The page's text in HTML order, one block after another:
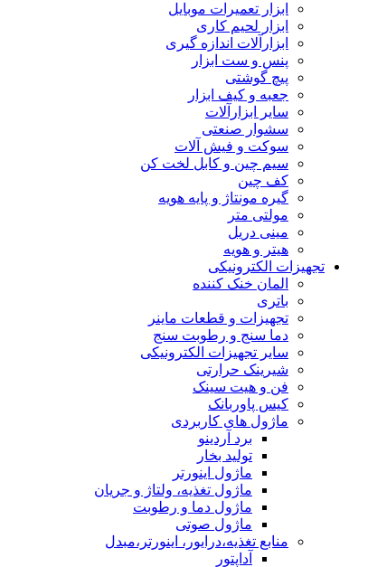
ابزار تعمیرات موبایل
ابزار لحیم کاری
ابزارآلات اندازه گیری
پنس و ست ابزار
پیچ گوشتی
جعبه و کیف ابزار
سایر ابزارآلات
سشوار صنعتی
سوکت و فیش آلات
سیم چین و کابل لخت کن
کف چین
گیره مونتاژ و پایه هویه
مولتی متر
مینی دریل
هیتر و هویه
تجهیزات الکترونیکی
المان خنک کننده
باتری
تجهیزات و قطعات ماینر
دما سنج و رطوبت سنج
سایر تجهیزات الکترونیکی
شیرینک حرارتی
فن و هیت سینک
کیس پاوربانک
ماژول های کاربردی
برد آردینو
تولید بخار
ماژول اینورتر
ماژول تغذیه، ولتاژ و جریان
ماژول دما و رطوبت
ماژول صوتی
منابع تغذیه،درایور، اینورتر،مبدل
آداپتور